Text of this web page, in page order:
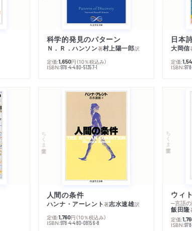
科学的発見のパターン
Ｎ．Ｒ．ハンソン著村上陽一郎訳
定価:1,650円 （10％税込み）
ISBN:978-4-480-51357-1
日本
大岡信
定価:
ISBN:
ちくま学芸文庫
人間の条件
ハンナ・アーレント著志水速雄訳
定価:1,760円 （10％税込み）
ISBN:978-4-480-08156-8
ちくま学芸文庫
─言語
飯田隆
定価:
ISBN: